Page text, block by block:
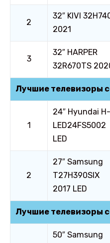
2
32″ KIVI
2021
3
32″ HARPER
32R670TS
Лучшие телевизоры
1
24″ Hyundai H-
LED24FS5002
LED
2
27″ Samsung
T27H390SIX
2017 LED
Лучшие телевизоры
50″ Samsung